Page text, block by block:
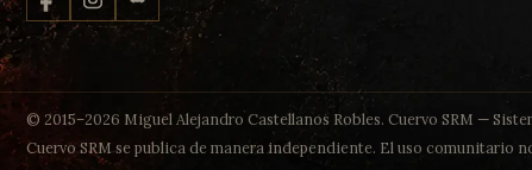
© 2015–2026 Miguel Alejandro Castellanos Robles. Cuervo SRM —
Cuervo SRM se publica de manera independiente. El uso comunitario